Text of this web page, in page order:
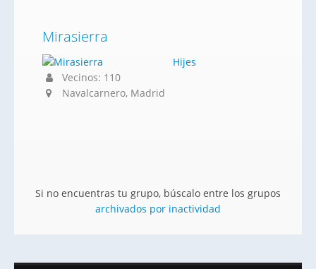
Mirasierra
Hijes
Vecinos: 110
Navalcarnero, Madrid
Si no encuentras tu grupo, búscalo entre los grupos
archivados por inactividad